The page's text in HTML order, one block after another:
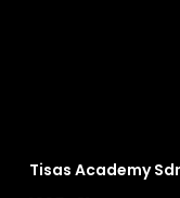
Tisas Academy